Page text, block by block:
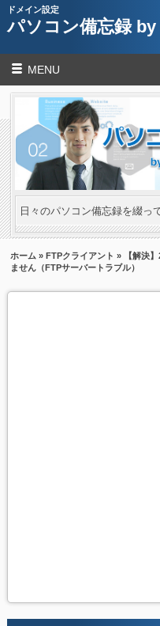
ドメイン設定
パソコン備忘録
MENU
日々のパソコン備忘録を綴っ
ホーム » FTPクライアント » 【解決
ません（FTPサーバートラブル）